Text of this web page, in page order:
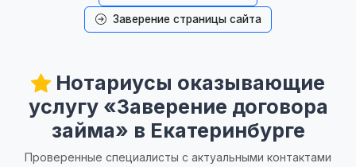
Заверение страницы сайта
Нотариусы оказывающие
услугу «Заверение договора
займа» в Екатеринбурге
Проверенные специалисты с актуальными контактами